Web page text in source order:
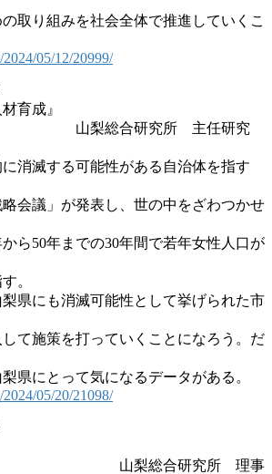
取り組みを社会全体で推進していくこ
05/12/20999/
育成』
研究所 主任研究
消滅する可能性がある自治体を指す
会議」が発表し、世の中をざわつかせ
ら50年までの30年間で若年女性人口が
。
県にも消滅可能性として挙げられた市
て施策を打っていくことになろう。だ
県にとって気になるデータがある。
05/20/21098/
研究所 理事